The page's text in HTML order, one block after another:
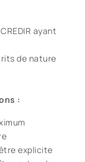
ayant
de nature
:
explicite